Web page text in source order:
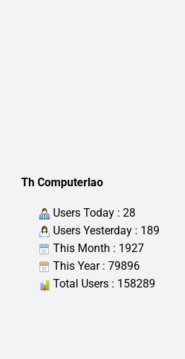
Th Computerlao
Users Today : 28
Users Yesterday : 189
This Month : 1927
This Year : 79896
Total Users : 158289